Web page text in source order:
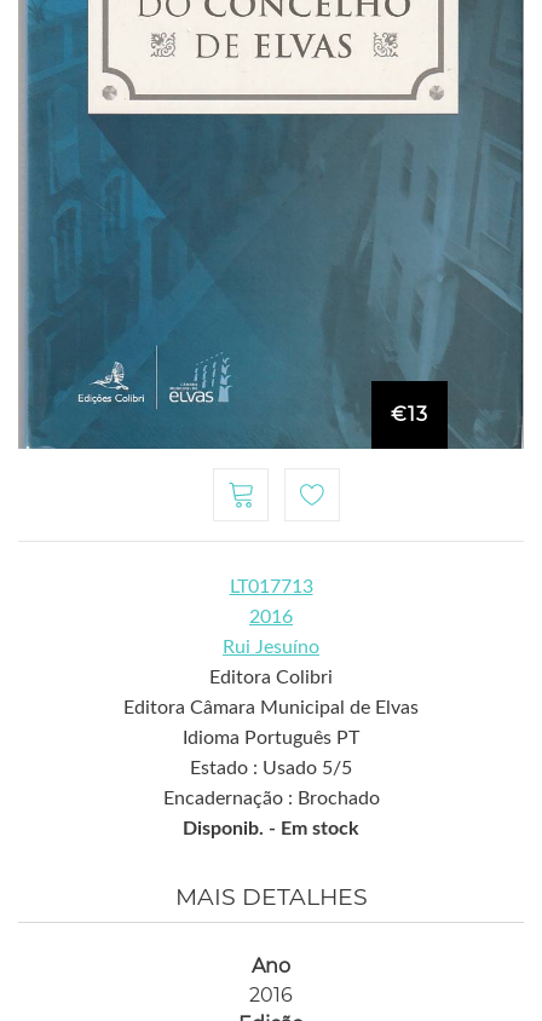
€13
LT017713
2016
Rui Jesuíno
Editora Colibri
Editora Câmara Municipal de Elvas
Idioma Português PT
Estado : Usado 5/5
Encadernação : Brochado
Disponib. - Em stock
MAIS DETALHES
Ano
2016